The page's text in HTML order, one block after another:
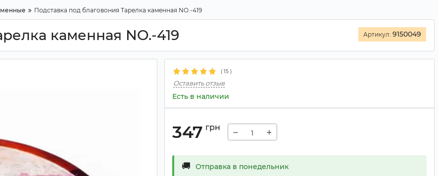
Подставка под благовония Тарелка каменная NO.-419
каменная NO.-419 Артикул: 9150049
( 15 )
Оставить отзыв
Есть в наличии
347 грн − +
🚚 Отправка в понедельник